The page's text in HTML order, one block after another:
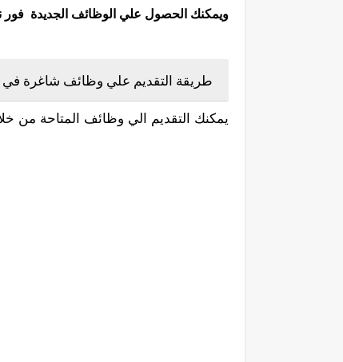
ويمكنك الحصول علي الوظائف الجديدة فور
طريقة التقديم علي وظائف شاغرة في
يمكنك التقديم الي وظائف المتاحة من